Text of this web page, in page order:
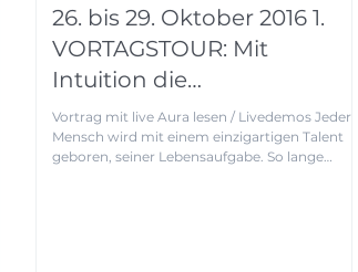
26. bis 29. Oktober 2016 1.
VORTAGSTOUR: Mit
Intuition die
Lebensaufgabe finden –
Erkenne deinen Leb
Vortrag mit live Aura lesen / Livedemos Jeder
Mensch wird mit einem einzigartigen Talent
geboren, seiner Lebensaufgabe. So lange